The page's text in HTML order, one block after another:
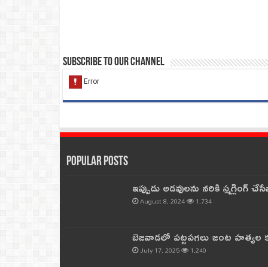
Subscribe to our Channel
Popular Posts
ఇప్పుడు అడవులను నరికి
August 8, 2024 1,734
బెజవాడలో పట్టపగలు జంట
July 17, 2025 1,240